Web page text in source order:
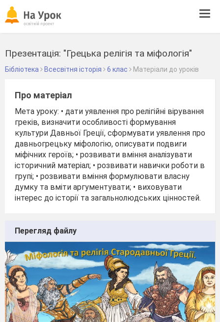
Презентація: "Грецька релігія та міфологія"
Бібліотека Всесвітня історія 6 клас Матеріали до уроків
Про матеріал
Мета уроку: • дати уявлення про релігійні вірування
греків, визначити особливості формування
культури Давньої Греції, сформувати уявлення про
давньогрецьку міфологію, описувати подвиги
міфічних героїв; • розвивати вміння аналізувати
історичний матеріал; • розвивати навички роботи в
групі; • розвивати вміння формулювати власну
думку та вміти аргументувати; • виховувати
інтерес до історії та загальнолюдських цінностей.
Перегляд файлу